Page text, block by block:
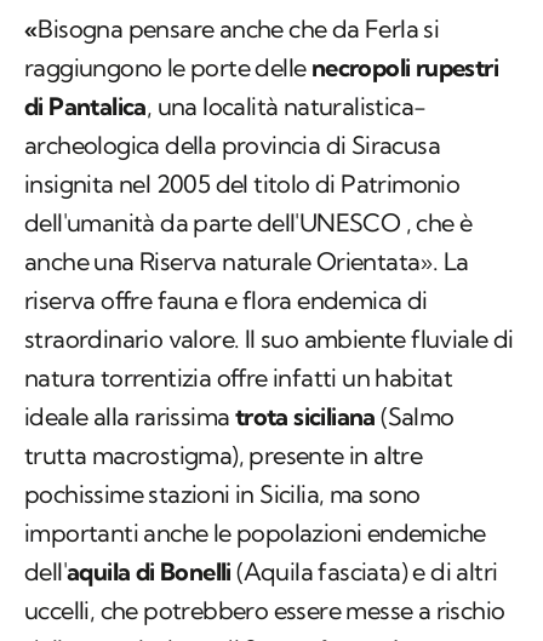
«Bisogna pensare anche che da Ferla si
raggiungono le porte delle necropoli rupestri
di Pantalica, una località naturalistica-
archeologica della provincia di Siracusa
insignita nel 2005 del titolo di Patrimonio
dell'umanità da parte dell'UNESCO , che è
anche una Riserva naturale Orientata». La
riserva offre fauna e flora endemica di
straordinario valore. Il suo ambiente fluviale di
natura torrentizia offre infatti un habitat
ideale alla rarissima trota siciliana (Salmo
trutta macrostigma), presente in altre
pochissime stazioni in Sicilia, ma sono
importanti anche le popolazioni endemiche
dell'aquila di Bonelli (Aquila fasciata) e di altri
uccelli, che potrebbero essere messe a rischio